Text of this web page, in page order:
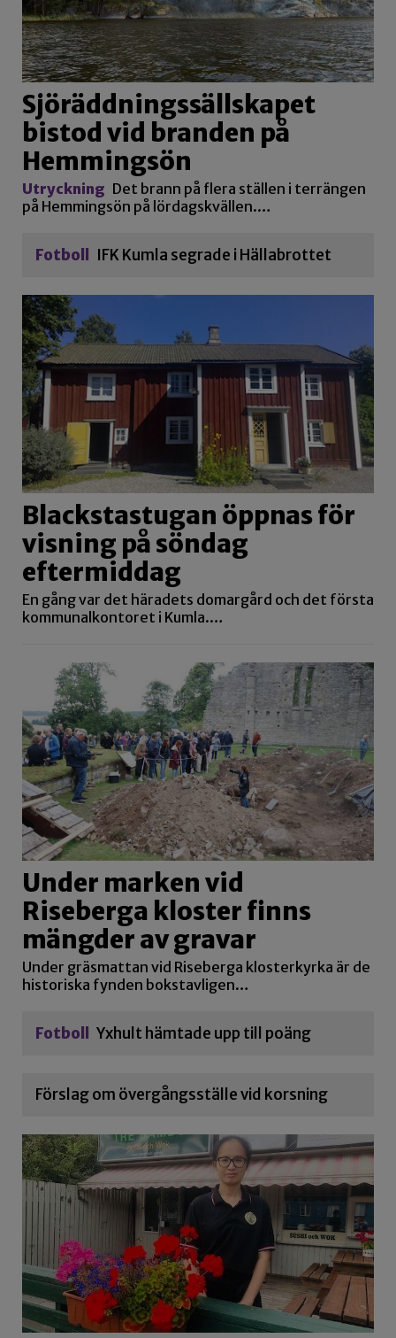
Sjöräddningssällskapet
bistod vid branden på
Hemmingsön
Utryckning Det brann på flera ställen i terrängen
på Hemmingsön på lördagskvällen.…
Fotboll IFK Kumla segrade i Hällabrottet
Blackstastugan öppnas för
visning på söndag
eftermiddag
En gång var det häradets domargård och det första
kommunalkontoret i Kumla.…
Under marken vid
Riseberga kloster finns
mängder av gravar
Under gräsmattan vid Riseberga klosterkyrka är de
historiska fynden bokstavligen…
Fotboll Yxhult hämtade upp till poäng
Förslag om övergångsställe vid korsning